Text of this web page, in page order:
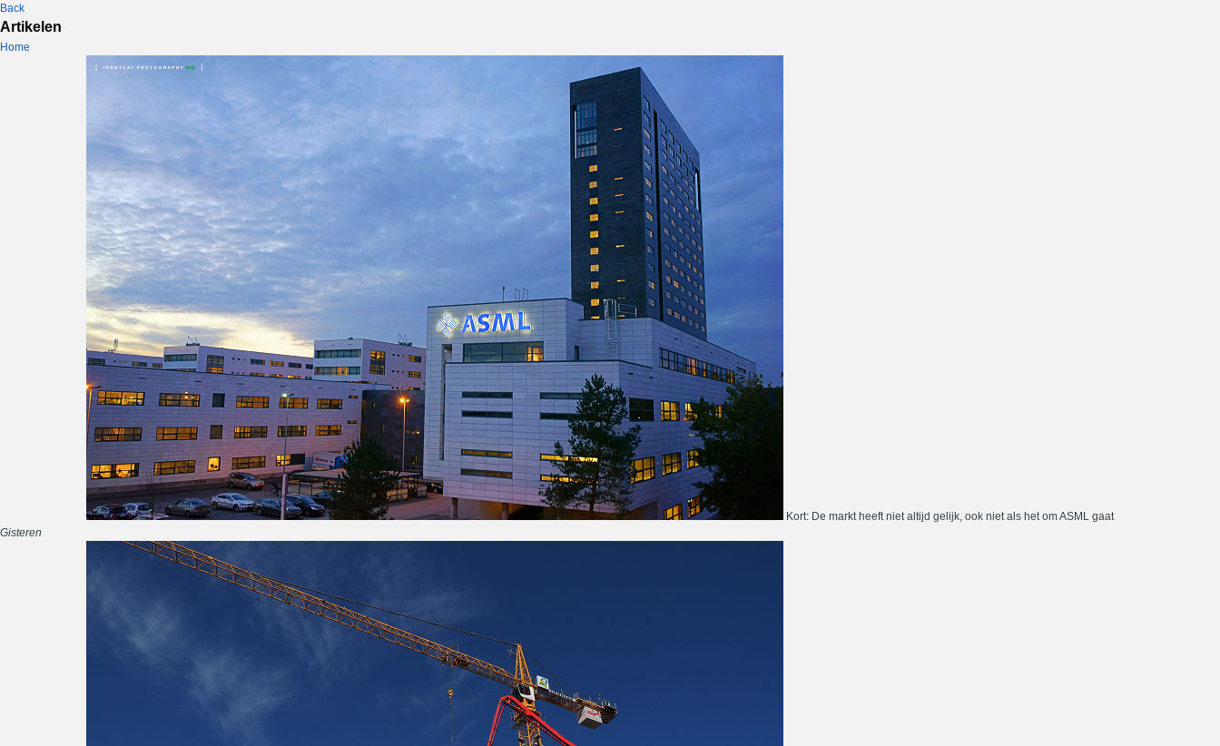
Back
Artikelen
Home
Kort: De markt heeft niet altijd gelijk, ook niet als het om ASML gaat
Gisteren